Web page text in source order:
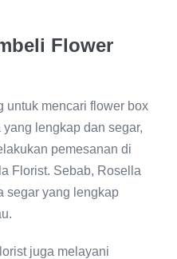
Flower
untuk mencari flower box
lengkap dan segar,
pemesanan di
Florist. Sebab, Rosella
segar yang lengkap
juga melayani